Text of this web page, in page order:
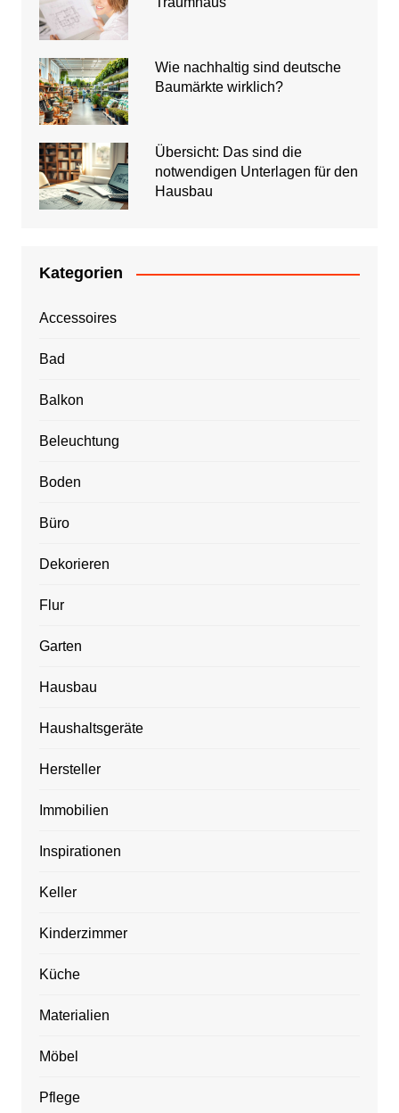
Wie nachhaltig sind deutsche
Baumärkte wirklich?
Übersicht: Das sind die
notwendigen Unterlagen für den
Hausbau
Kategorien
Accessoires
Bad
Balkon
Beleuchtung
Boden
Büro
Dekorieren
Flur
Garten
Hausbau
Haushaltsgeräte
Hersteller
Immobilien
Inspirationen
Keller
Kinderzimmer
Küche
Materialien
Möbel
Pflege